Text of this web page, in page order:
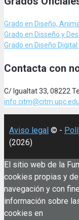
Grado en Diseño,
Grado en Disseño y
Grado en Diseño
Contacta con
C/ Igualtat 33, 08222
info.citm@citm.upc.edu
Aviso legal © -
(2026)
El sitio web de la
cookies propias y
navegación y con
información sobre
cookies en